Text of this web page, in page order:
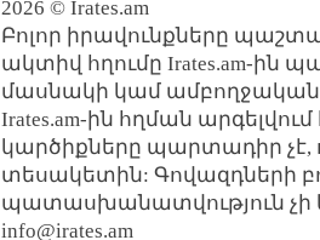
2026 © Irates.am
Բոլոր իրավունքները
ակտիվ հղումը Irates.am-ին
մասնակի կամ ամբողջական
Irates.am-ին հղման
կարծիքները պարտադիր չէ,
տեսակետին: Գովազդների
պատասխանատվություն չի
info@irates.am